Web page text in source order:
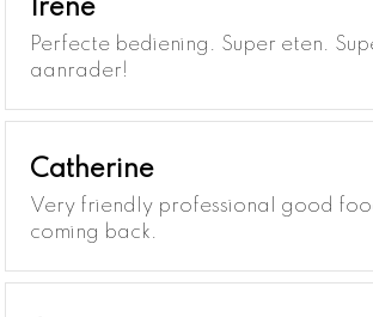
Irene
Perfecte bediening. Super eten.
aanrader!
Catherine
Very friendly professional good
coming back.